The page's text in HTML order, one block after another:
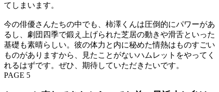
てしまいます。
今の俳優さんたちの中でも、柿澤くんは圧倒的にパワーがあ
るし、劇団四季で鍛え上げられた芝居の動きや滑舌といった
基礎も素晴らしい。彼の体力と内に秘めた情熱はものすごい
ものがありますから、見たことがないハムレットをやってく
れるはずです。ぜひ、期待していただきたいです。
PAGE 5